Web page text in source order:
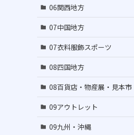
06関西地方
07中国地方
07衣料服飾スポーツ
08四国地方
08百貨店・物産展・見本市
09アウトレット
09九州・沖縄